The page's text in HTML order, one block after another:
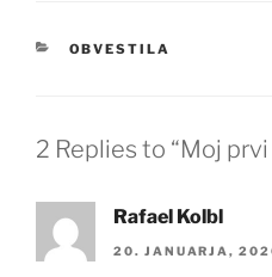
KATEGORIJE
OBVESTILA
2 Replies to “Moj
Rafael Kolbl
20. JANUARJA,